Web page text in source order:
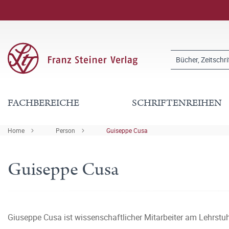
FACHBEREICHE SCHRIFTENREIHEN
Home Person Guiseppe Cusa
Guiseppe Cusa
Giuseppe Cusa ist wissenschaftlicher Mitarbeiter am